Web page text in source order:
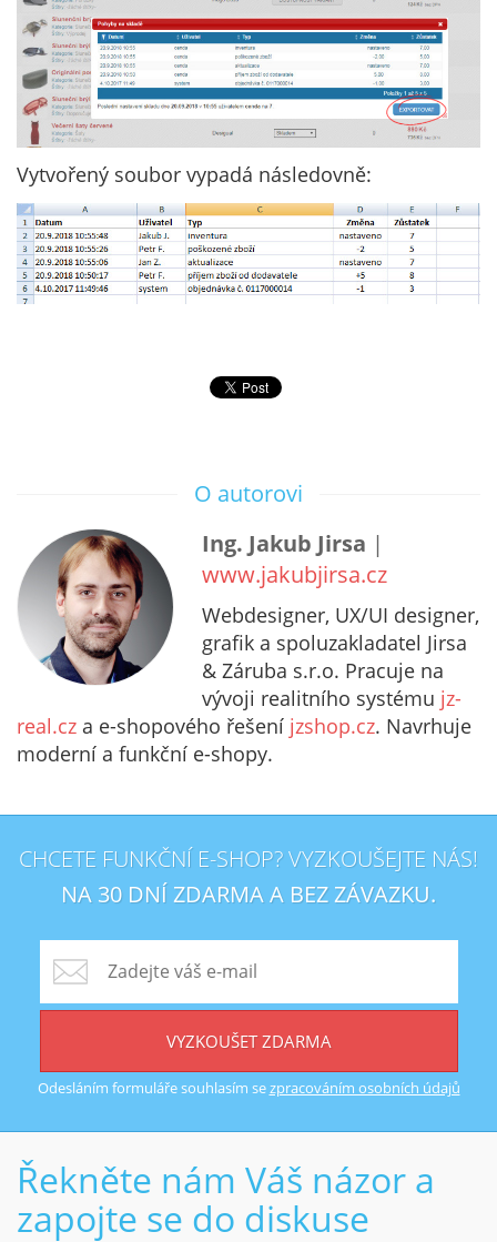
Vytvořený soubor vypadá následovně:
O autorovi
Ing. Jakub Jirsa |
www.jakubjirsa.cz
Webdesigner, UX/UI designer,
grafik a spoluzakladatel Jirsa
& Záruba s.r.o. Pracuje na
vývoji realitního systému jz-
real.cz a e-shopového řešení jzshop.cz. Navrhuje
moderní a funkční e-shopy.
CHCETE FUNKČNÍ E-SHOP? VYZKOUŠEJTE NÁS!
NA 30 DNÍ ZDARMA A BEZ ZÁVAZKU.
VYZKOUŠET ZDARMA
Odesláním formuláře souhlasím sezpracováním osobních údajů
Řekněte nám Váš názor a
zapojte se do diskuse